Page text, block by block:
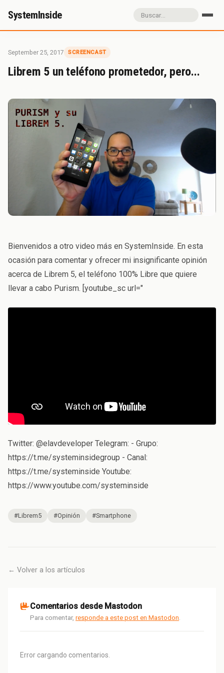
SystemInside
September 25, 2017 SCREENCAST
Librem 5 un teléfono prometedor, pero...
Bienvenidos a otro video más en SystemInside. En esta
ocasión para comentar y ofrecer mi insignificante opinión
acerca de Librem 5, el teléfono 100% Libre que quiere
llevar a cabo Purism. [youtube_sc url="
Twitter: @elavdeveloper Telegram: - Grupo:
https://t.me/systeminsidegroup - Canal:
https://t.me/systeminside Youtube:
https://www.youtube.com/systeminside
#Librem5 #Opinión #Smartphone
← Volver a los artículos
Comentarios desde Mastodon
Para comentar, responde a este post en Mastodon.
Error cargando comentarios.